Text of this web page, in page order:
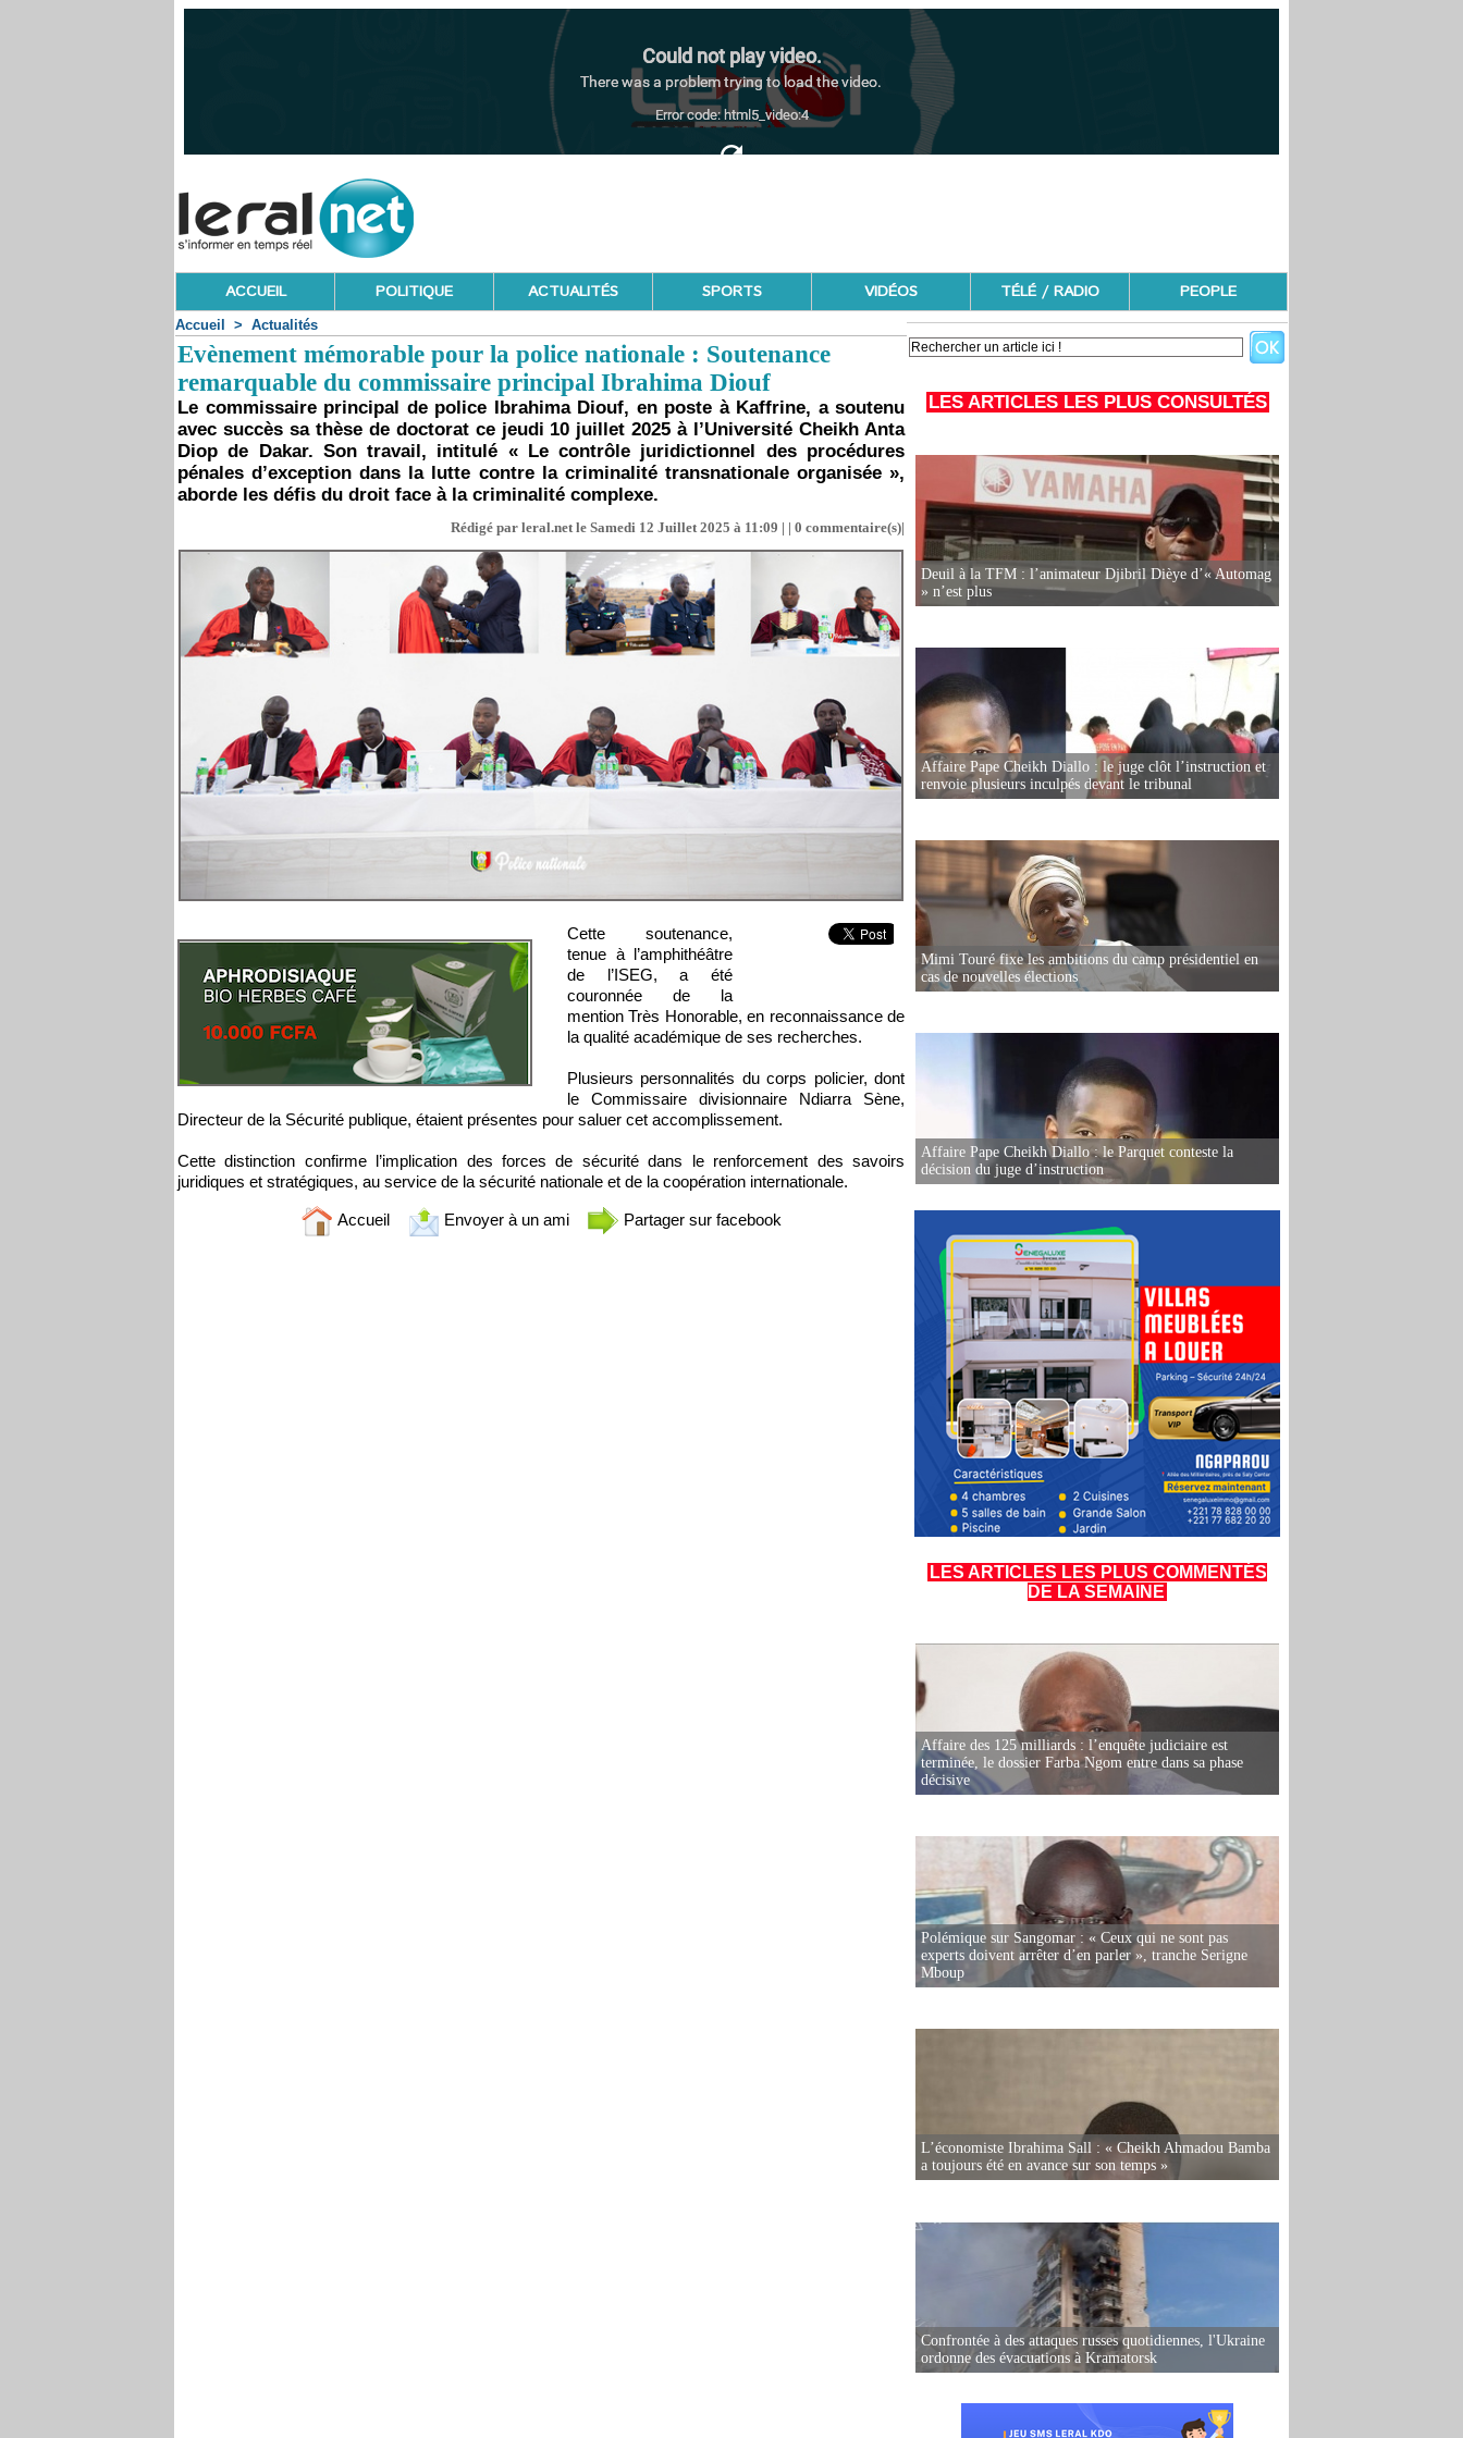
ACCUEIL POLITIQUE ACTUALITÉS SPORTS VIDÉOS TÉLÉ / RADIO PEOPLE
Accueil > Actualités
Evènement mémorable pour la police nationale : Soutenance
remarquable du commissaire principal Ibrahima Diouf
Le commissaire principal de police Ibrahima Diouf, en poste à Kaffrine, a soutenu
avec succès sa thèse de doctorat ce jeudi 10 juillet 2025 à l’Université Cheikh Anta
Diop de Dakar. Son travail, intitulé « Le contrôle juridictionnel des procédures
pénales d’exception dans la lutte contre la criminalité transnationale organisée »,
aborde les défis du droit face à la criminalité complexe.
Rédigé par leral.net le Samedi 12 Juillet 2025 à 11:09 | | 0 commentaire(s)|
Cette soutenance,
tenue à l’amphithéâtre
de l’ISEG, a été
couronnée de la
mention Très Honorable, en reconnaissance de
la qualité académique de ses recherches.
Plusieurs personnalités du corps policier, dont
le Commissaire divisionnaire Ndiarra Sène,
Directeur de la Sécurité publique, étaient présentes pour saluer cet accomplissement.
Cette distinction confirme l’implication des forces de sécurité dans le renforcement des savoirs
juridiques et stratégiques, au service de la sécurité nationale et de la coopération internationale.
Accueil Envoyer à un ami Partager sur facebook
LES ARTICLES LES PLUS CONSULTÉS
Deuil à la TFM : l’animateur Djibril Dièye d’« Automag
» n’est plus
Affaire Pape Cheikh Diallo : le juge clôt l’instruction et
renvoie plusieurs inculpés devant le tribunal
Mimi Touré fixe les ambitions du camp présidentiel en
cas de nouvelles élections
Affaire Pape Cheikh Diallo : le Parquet conteste la
décision du juge d’instruction
LES ARTICLES LES PLUS COMMENTÉS
DE LA SEMAINE
Affaire des 125 milliards : l’enquête judiciaire est
terminée, le dossier Farba Ngom entre dans sa phase
décisive
Polémique sur Sangomar : « Ceux qui ne sont pas
experts doivent arrêter d’en parler », tranche Serigne
Mboup
L’économiste Ibrahima Sall : « Cheikh Ahmadou Bamba
a toujours été en avance sur son temps »
Confrontée à des attaques russes quotidiennes, l'Ukraine
ordonne des évacuations à Kramatorsk